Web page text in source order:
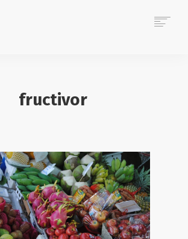
fructivor